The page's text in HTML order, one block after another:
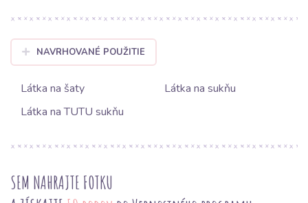
NAVRHOVANÉ POUŽITIE
Látka na šaty
Látka na sukňu
Látka na TUTU sukňu
SEM NAHRAJTE FOTKU